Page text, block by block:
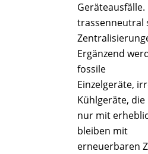
trassenneutral
Ergänzend
fossile
Einzelgeräte,
Kühlgeräte, die
nur mit
bleiben mit
erneuerbaren